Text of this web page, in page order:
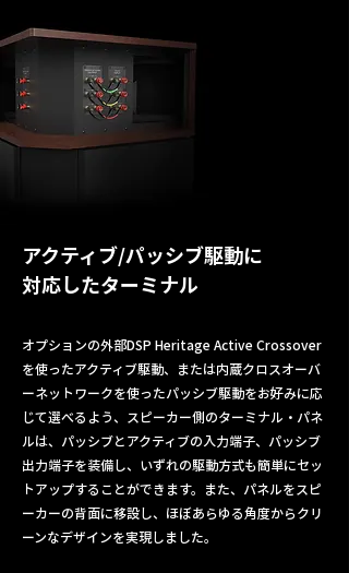
アクティブ/パッシブ駆動に
対応したターミナル
オプションの外部DSP Heritage Active Crossover
を使ったアクティブ駆動、または内蔵クロスオーバ
ーネットワークを使ったパッシブ駆動をお好みに応
じて選べるよう、スピーカー側のターミナル・パネ
ルは、パッシブとアクティブの入力端子、パッシブ
出力端子を装備し、いずれの駆動方式も簡単にセッ
トアップすることができます。また、パネルをスピ
ーカーの背面に移設し、ほぼあらゆる角度からクリ
ーンなデザインを実現しました。